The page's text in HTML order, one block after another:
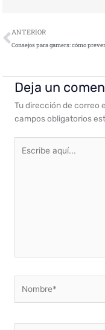
Ant
ANTERIOR
Deja un
Tu dirección de correo
campos obligatorios
aquí...